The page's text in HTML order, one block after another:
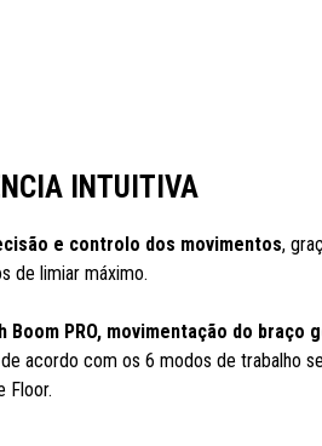
INTUITIVA
e controlo dos movimentos,
de limiar máximo.
Boom PRO, movimentação do braço
acordo com os 6 modos de trabalho
Floor.